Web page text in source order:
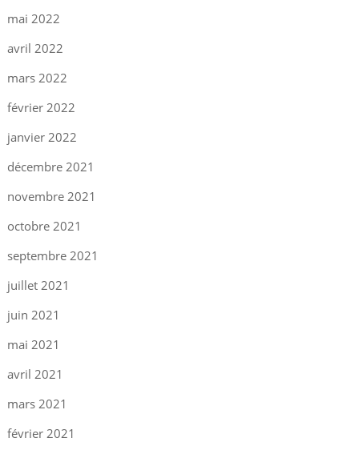
mai 2022
avril 2022
mars 2022
février 2022
janvier 2022
décembre 2021
novembre 2021
octobre 2021
septembre 2021
juillet 2021
juin 2021
mai 2021
avril 2021
mars 2021
février 2021